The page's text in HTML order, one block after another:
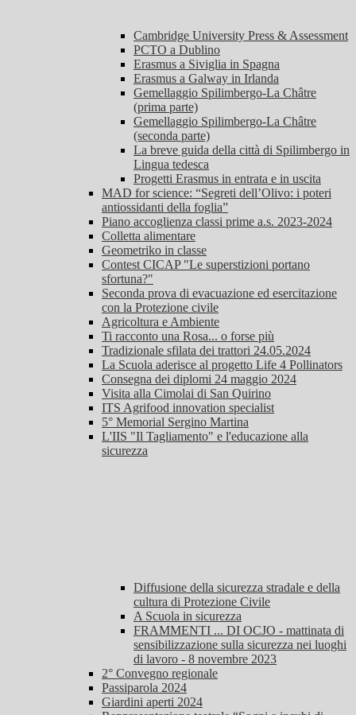
Cambridge University Press & Assessment
PCTO a Dublino
Erasmus a Siviglia in Spagna
Erasmus a Galway in Irlanda
Gemellaggio Spilimbergo-La Châtre
(prima parte)
Gemellaggio Spilimbergo-La Châtre
(seconda parte)
La breve guida della città di Spilimbergo in
Lingua tedesca
Progetti Erasmus in entrata e in uscita
MAD for science: “Segreti dell’Olivo: i poteri
antiossidanti della foglia”
Piano accoglienza classi prime a.s. 2023-2024
Colletta alimentare
Geometriko in classe
Contest CICAP "Le superstizioni portano
sfortuna?"
Seconda prova di evacuazione ed esercitazione
con la Protezione civile
Agricoltura e Ambiente
Ti racconto una Rosa... o forse più
Tradizionale sfilata dei trattori 24.05.2024
La Scuola aderisce al progetto Life 4 Pollinators
Consegna dei diplomi 24 maggio 2024
Visita alla Cimolai di San Quirino
ITS Agrifood innovation specialist
5° Memorial Sergino Martina
L'IIS "Il Tagliamento" e l'educazione alla
sicurezza
Diffusione della sicurezza stradale e della
cultura di Protezione Civile
A Scuola in sicurezza
FRAMMENTI ... DI OCJO - mattinata di
sensibilizzazione sulla sicurezza nei luoghi
di lavoro - 8 novembre 2023
2° Convegno regionale
Passiparola 2024
Giardini aperti 2024